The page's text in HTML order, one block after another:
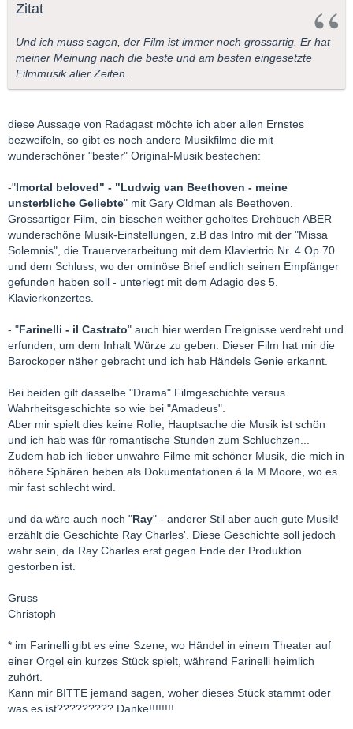
Zitat
Und ich muss sagen, der Film ist immer noch grossartig. Er hat
meiner Meinung nach die beste und am besten eingesetzte
Filmmusik aller Zeiten.
diese Aussage von Radagast möchte ich aber allen Ernstes
bezweifeln, so gibt es noch andere Musikfilme die mit
wunderschöner "bester" Original-Musik bestechen:
-"Imortal beloved" - "Ludwig van Beethoven - meine
unsterbliche Geliebte" mit Gary Oldman als Beethoven.
Grossartiger Film, ein bisschen weither geholtes Drehbuch ABER
wunderschöne Musik-Einstellungen, z.B das Intro mit der "Missa
Solemnis", die Trauerverarbeitung mit dem Klaviertrio Nr. 4 Op.70
und dem Schluss, wo der ominöse Brief endlich seinen Empfänger
gefunden haben soll - unterlegt mit dem Adagio des 5.
Klavierkonzertes.
- "Farinelli - il Castrato" auch hier werden Ereignisse verdreht und
erfunden, um dem Inhalt Würze zu geben. Dieser Film hat mir die
Barockoper näher gebracht und ich hab Händels Genie erkannt.
Bei beiden gilt dasselbe "Drama" Filmgeschichte versus
Wahrheitsgeschichte so wie bei "Amadeus".
Aber mir spielt dies keine Rolle, Hauptsache die Musik ist schön
und ich hab was für romantische Stunden zum Schluchzen...
Zudem hab ich lieber unwahre Filme mit schöner Musik, die mich in
höhere Sphären heben als Dokumentationen à la M.Moore, wo es
mir fast schlecht wird.
und da wäre auch noch "Ray" - anderer Stil aber auch gute Musik!
erzählt die Geschichte Ray Charles'. Diese Geschichte soll jedoch
wahr sein, da Ray Charles erst gegen Ende der Produktion
gestorben ist.
Gruss
Christoph
* im Farinelli gibt es eine Szene, wo Händel in einem Theater auf
einer Orgel ein kurzes Stück spielt, während Farinelli heimlich
zuhört.
Kann mir BITTE jemand sagen, woher dieses Stück stammt oder
was es ist????????? Danke!!!!!!!!